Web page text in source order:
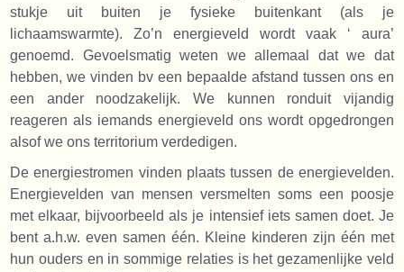
stukje uit buiten je fysieke buitenkant (als je
lichaamswarmte). Zo’n energieveld wordt vaak ‘ aura’
genoemd. Gevoelsmatig weten we allemaal dat we dat
hebben, we vinden bv een bepaalde afstand tussen ons en
een ander noodzakelijk. We kunnen ronduit vijandig
reageren als iemands energieveld ons wordt opgedrongen
alsof we ons territorium verdedigen.
De energiestromen vinden plaats tussen de energievelden.
Energievelden van mensen versmelten soms een poosje
met elkaar, bijvoorbeeld als je intensief iets samen doet. Je
bent a.h.w. even samen één. Kleine kinderen zijn één met
hun ouders en in sommige relaties is het gezamenlijke veld